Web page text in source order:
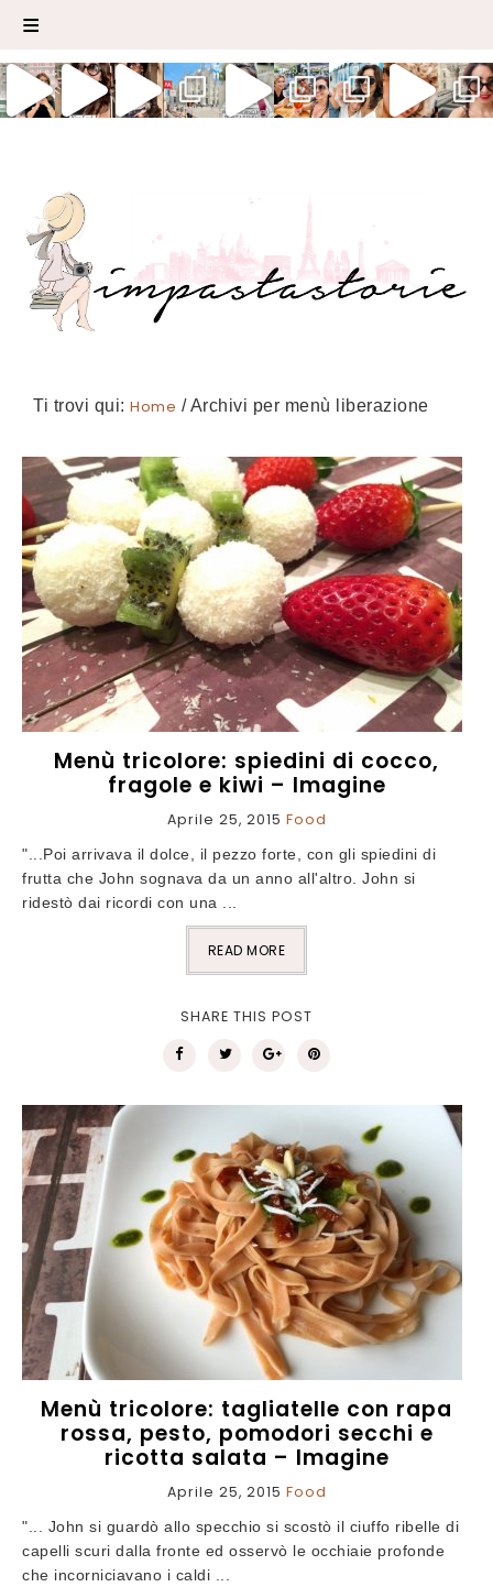
Ti trovi qui: Home /Archivi per menù liberazione
Menù tricolore: spiedini di cocco,
fragole e kiwi – Imagine
Aprile 25, 2015 Food
"...Poi arrivava il dolce, il pezzo forte, con gli spiedini di
frutta che John sognava da un anno all'altro. John si
ridestò dai ricordi con una ...
READ MORE
SHARE THIS POST
Menù tricolore: tagliatelle con rapa
rossa, pesto, pomodori secchi e
ricotta salata – Imagine
Aprile 25, 2015 Food
"... John si guardò allo specchio si scostò il ciuffo ribelle di
capelli scuri dalla fronte ed osservò le occhiaie profonde
che incorniciavano i caldi ...